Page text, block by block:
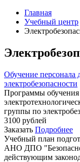
Главная
Учебный центр
Обучение персонала
электробезопасности
Программы обучения
группы по
3100 рублей
Заказать Подробнее
Учебный план
АНО ДПО
действующим